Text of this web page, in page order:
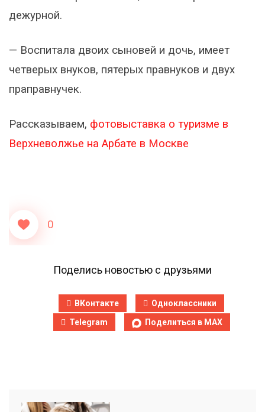
дежурной.
— Воспитала двоих сыновей и дочь, имеет
четверых внуков, пятерых правнуков и двух
праправнучек.
Рассказываем, фотовыставка о туризме в
Верхневолжье на Арбате в Москве
0
Поделись новостью с друзьями
ВКонтакте
Одноклассники
Telegram
Поделиться в MAX